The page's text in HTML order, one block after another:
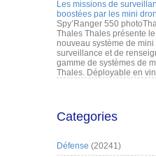
Les missions de
boostées par les mini
Spy’Ranger 550
Thales Thales présente
nouveau système de
surveillance et de
gamme de systèmes de
Thales. Déployable en
Categories
Défense (20241)